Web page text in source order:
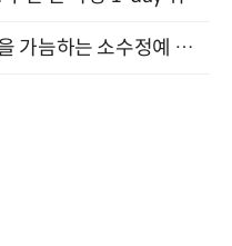
글로벌 트렌드를 읽고, 내 역할을 가늠하는 소수정예 실습 워크숍 (8/28)